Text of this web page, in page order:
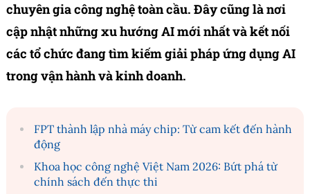
chuyên gia công nghệ toàn cầu. Đây cũng là nơi
cập nhật những xu hướng AI mới nhất và kết nối
các tổ chức đang tìm kiếm giải pháp ứng dụng AI
trong vận hành và kinh doanh.
FPT thành lập nhà máy chip: Từ cam kết đến hành
động
Khoa học công nghệ Việt Nam 2026: Bứt phá từ
chính sách đến thực thi